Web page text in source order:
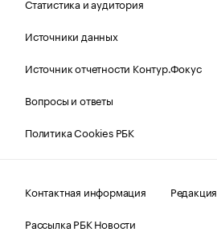
Статистика и аудитория
Источники данных
Источник отчетности Контур.Фокус
Вопросы и ответы
Политика Cookies РБК
Контактная информация
Редакция
Рассылка РБК Новости